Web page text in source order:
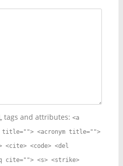
tags and attributes: <a
<acronym title="">
<cite> <code> <del
cite=""> <s> <strike>